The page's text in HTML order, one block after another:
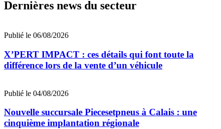
Dernières news du secteur
Publié le 06/08/2026
X’PERT IMPACT : ces détails qui font toute la
différence lors de la vente d’un véhicule
Publié le 04/08/2026
Nouvelle succursale Piecesetpneus à Calais : une
cinquième implantation régionale